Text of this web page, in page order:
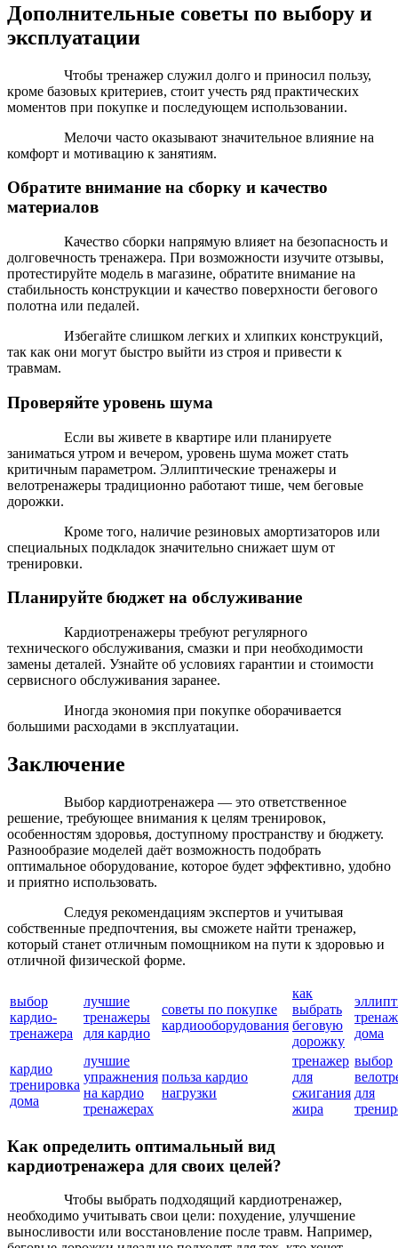
Дополнительные советы по выбору и
эксплуатации
Чтобы тренажер служил долго и приносил пользу,
кроме базовых критериев, стоит учесть ряд практических
моментов при покупке и последующем использовании.
Мелочи часто оказывают значительное влияние на
комфорт и мотивацию к занятиям.
Обратите внимание на сборку и качество
материалов
Качество сборки напрямую влияет на безопасность и
долговечность тренажера. При возможности изучите отзывы,
протестируйте модель в магазине, обратите внимание на
стабильность конструкции и качество поверхности бегового
полотна или педалей.
Избегайте слишком легких и хлипких конструкций,
так как они могут быстро выйти из строя и привести к
травмам.
Проверяйте уровень шума
Если вы живете в квартире или планируете
заниматься утром и вечером, уровень шума может стать
критичным параметром. Эллиптические тренажеры и
велотренажеры традиционно работают тише, чем беговые
дорожки.
Кроме того, наличие резиновых амортизаторов или
специальных подкладок значительно снижает шум от
тренировки.
Планируйте бюджет на обслуживание
Кардиотренажеры требуют регулярного
технического обслуживания, смазки и при необходимости
замены деталей. Узнайте об условиях гарантии и стоимости
сервисного обслуживания заранее.
Иногда экономия при покупке оборачивается
большими расходами в эксплуатации.
Заключение
Выбор кардиотренажера — это ответственное
решение, требующее внимания к целям тренировок,
особенностям здоровья, доступному пространству и бюджету.
Разнообразие моделей даёт возможность подобрать
оптимальное оборудование, которое будет эффективно, удобно
и приятно использовать.
Следуя рекомендациям экспертов и учитывая
собственные предпочтения, вы сможете найти тренажер,
который станет отличным помощником на пути к здоровью и
отличной физической форме.
выбор
кардио-
тренажера
лучшие
тренажеры
для кардио
советы по покупке
кардиооборудования
как
выбрать
беговую
дорожку
дома
кардио
тренировка
дома
лучшие
упражнения
на кардио
тренажерах
польза кардио
нагрузки
тренажер
для
сжигания
жира
выбор
для
Как определить оптимальный вид
кардиотренажера для своих целей?
Чтобы выбрать подходящий кардиотренажер,
необходимо учитывать свои цели: похудение, улучшение
выносливости или восстановление после травм. Например,